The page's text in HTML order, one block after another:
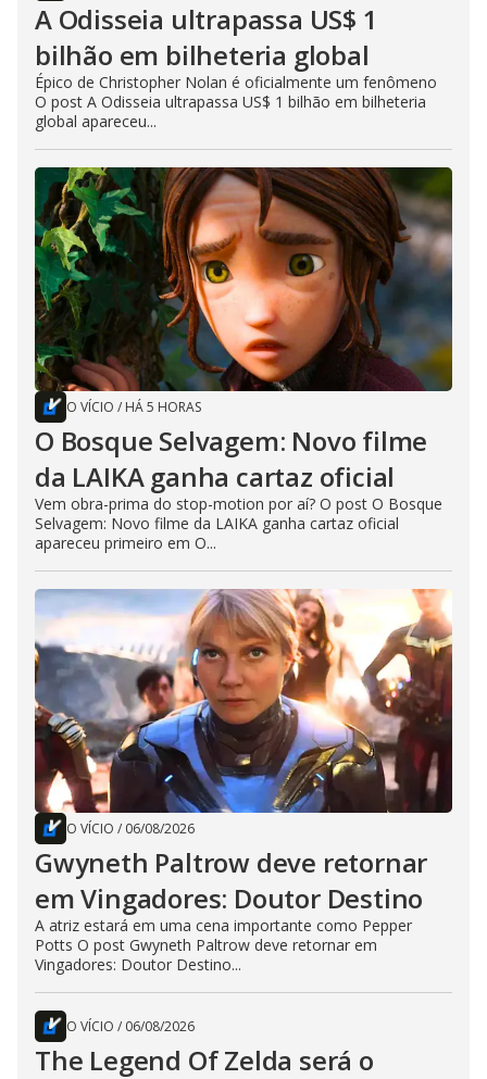
A Odisseia ultrapassa US$ 1
bilhão em bilheteria global
Épico de Christopher Nolan é oficialmente um fenômeno
O post A Odisseia ultrapassa US$ 1 bilhão em bilheteria
global apareceu...
O VÍCIO / HÁ 5 HORAS
O Bosque Selvagem: Novo filme
da LAIKA ganha cartaz oficial
Vem obra-prima do stop-motion por aí? O post O Bosque
Selvagem: Novo filme da LAIKA ganha cartaz oficial
apareceu primeiro em O...
O VÍCIO / 06/08/2026
Gwyneth Paltrow deve retornar
em Vingadores: Doutor Destino
A atriz estará em uma cena importante como Pepper
Potts O post Gwyneth Paltrow deve retornar em
Vingadores: Doutor Destino...
O VÍCIO / 06/08/2026
The Legend Of Zelda será o